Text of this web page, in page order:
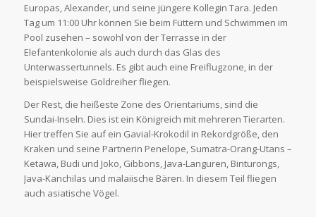
Europas, Alexander, und seine jüngere Kollegin Tara. Jeden
Tag um 11:00 Uhr können Sie beim Füttern und Schwimmen im
Pool zusehen – sowohl von der Terrasse in der
Elefantenkolonie als auch durch das Glas des
Unterwassertunnels. Es gibt auch eine Freiflugzone, in der
beispielsweise Goldreiher fliegen.
Der Rest, die heißeste Zone des Orientariums, sind die
Sundai-Inseln. Dies ist ein Königreich mit mehreren Tierarten.
Hier treffen Sie auf ein Gavial-Krokodil in Rekordgröße, den
Kraken und seine Partnerin Penelope, Sumatra-Orang-Utans –
Ketawa, Budi und Joko, Gibbons, Java-Languren, Binturongs,
Java-Kanchilas und malaiische Bären. In diesem Teil fliegen
auch asiatische Vögel.